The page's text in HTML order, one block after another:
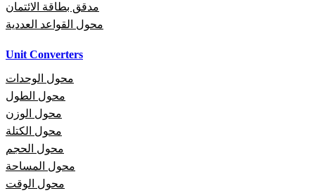
مدقق بطاقة الائتمان
محول القواعد العددية
Unit Converters
محول الوحدات
محول الطول
محول الوزن
محول الكتلة
محول الحجم
محول المساحة
محول الوقت